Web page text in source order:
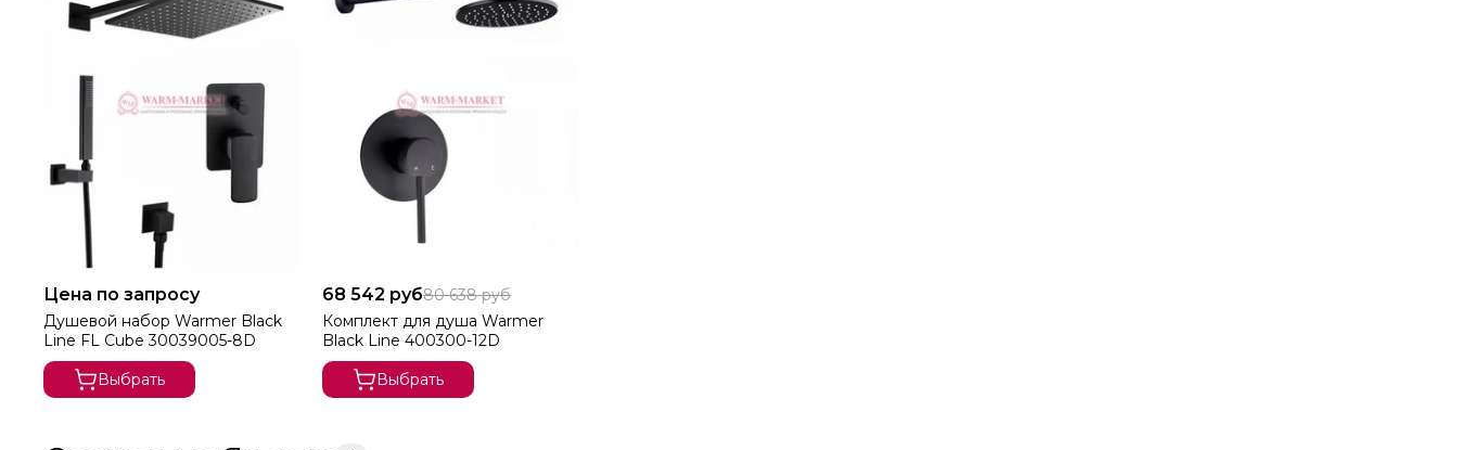
Цена по запросу
Душевой набор Warmer Black
Line FL Cube 30039005-8D
Выбрать
68 542 руб80 638 руб
Комплект для душа Warmer
Black Line 400300-12D
Выбрать